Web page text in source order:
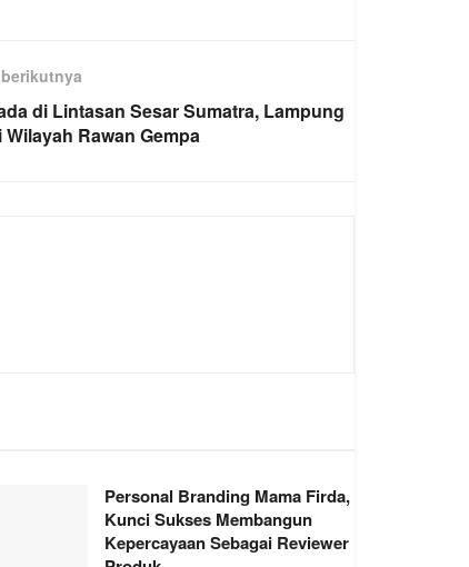
di Lintasan Sesar Sumatra, Lampung
Wilayah Rawan Gempa
Personal Branding Mama Firda,
Kunci Sukses Membangun
Kepercayaan Sebagai Reviewer